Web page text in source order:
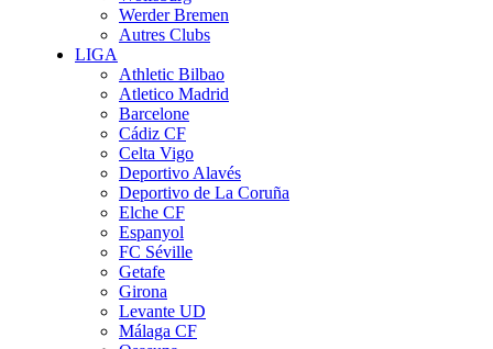
Werder Bremen
Autres Clubs
LIGA
Athletic Bilbao
Atletico Madrid
Barcelone
Cádiz CF
Celta Vigo
Deportivo Alavés
Deportivo de La Coruña
Elche CF
Espanyol
FC Séville
Getafe
Girona
Levante UD
Málaga CF